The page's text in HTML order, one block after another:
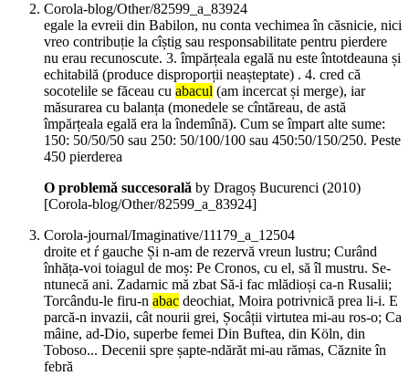
Corola-blog/Other/82599_a_83924
egale la evreii din Babilon, nu conta vechimea în căsnicie, nici
vreo contribuție la cîștig sau responsabilitate pentru pierdere
nu erau recunoscute. 3. împărțeala egală nu este întotdeauna și
echitabilă (produce disproporții neașteptate) . 4. cred că
socotelile se făceau cu abacul (am incercat și merge), iar
măsurarea cu balanța (monedele se cîntăreau, de astă
împărțeala egală era la îndemînă). Cum se împart alte sume:
150: 50/50/50 sau 250: 50/100/100 sau 450:50/150/250. Peste
450 pierderea
O problemă succesorală by Dragoș Bucurenci (2010)
[Corola-blog/Other/82599_a_83924]
Corola-journal/Imaginative/11179_a_12504
droite et ŕ gauche Și n-am de rezervă vreun lustru; Curând
înhăța-voi toiagul de moș: Pe Cronos, cu el, să îl mustru. Se-
ntunecă ani. Zadarnic mă zbat Să-i fac mlădioși ca-n Rusalii;
Torcându-le firu-n abac deochiat, Moira potrivnică prea li-i. E
parcă-n invazii, cât nourii grei, Șocâții virtutea mi-au ros-o; Ca
mâine, ad-Dio, superbe femei Din Buftea, din Köln, din
Toboso... Decenii spre șapte-ndărăt mi-au rămas, Căznite în
febră